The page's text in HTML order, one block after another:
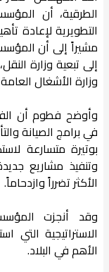
التطويرية لإعادة
مشيراً إلى أن
إلى تبعية وزارة
وزارة الأشغال
​وأوضح فطوم أن
في برامج الصيانة
وتنفيذ مشاريع
الأكثر تضرراً وازدحاماً.
​وقد أنجزت
الاستراتيجية
الأهم في البلاد.